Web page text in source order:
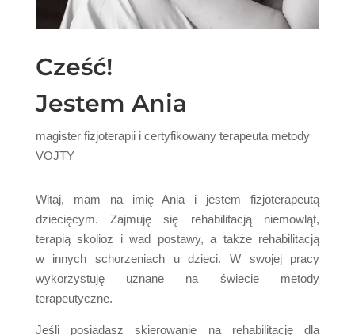
Cześć!
Jestem Ania
magister fizjoterapii i certyfikowany terapeuta metody
VOJTY
Witaj, mam na imię Ania i jestem fizjoterapeutą
dziecięcym. Zajmuję się rehabilitacją niemowląt,
terapią skolioz i wad postawy, a także rehabilitacją
w innych schorzeniach u dzieci. W swojej pracy
wykorzystuję uznane na świecie metody
terapeutyczne.
Jeśli posiadasz skierowanie na rehabilitację dla